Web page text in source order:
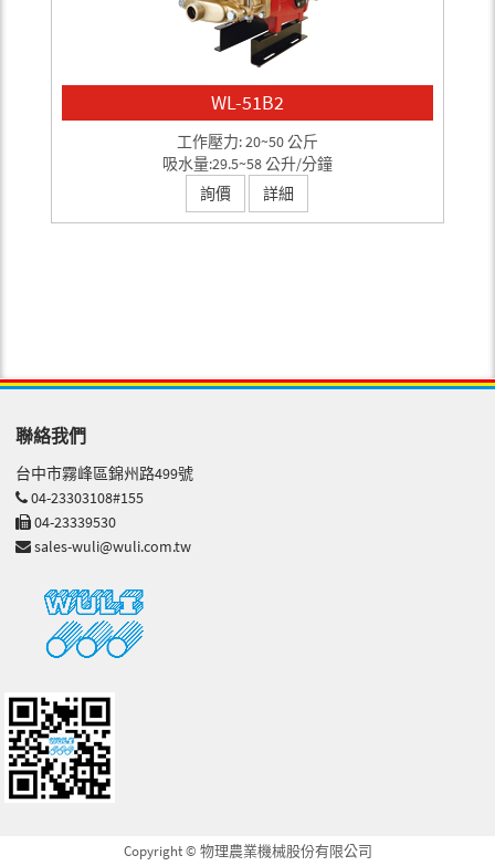
WL-51B2
工作壓力: 20~50 公斤
吸水量:29.5~58 公升/分鐘
詢價
詳細
聯絡我們
台中市霧峰區錦州路499號
04-23303108#155
04-23339530
sales-wuli@wuli.com.tw
Copyright © 物理農業機械股份有限公司